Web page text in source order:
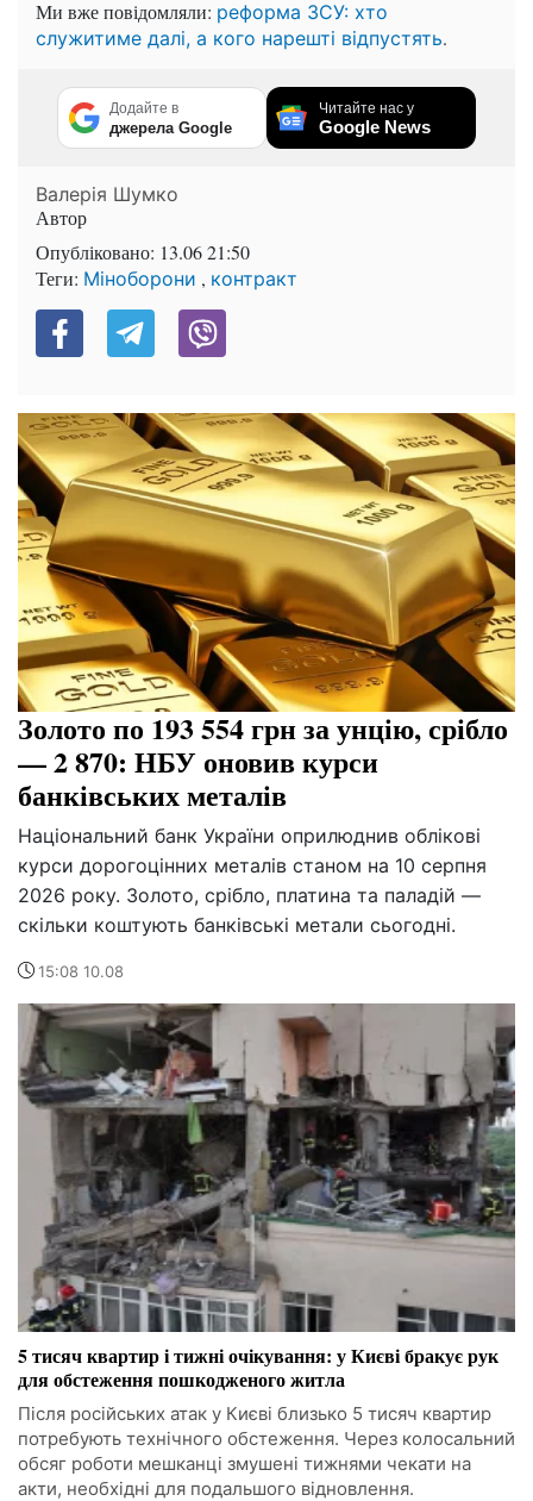
Ми вже повідомляли: реформа ЗСУ: хто
служитиме далі, а кого нарешті відпустять.
Додайте в
джерела Google
Читайте нас у
Google News
Валерія Шумко
Автор
Опубліковано: 13.06 21:50
Теги: Міноборони , контракт
Золото по 193 554 грн за унцію, срібло
— 2 870: НБУ оновив курси
банківських металів
Національний банк України оприлюднив облікові
курси дорогоцінних металів станом на 10 серпня
2026 року. Золото, срібло, платина та паладій —
скільки коштують банківські метали сьогодні.
15:08 10.08
5 тисяч квартир і тижні очікування: у Києві бракує рук
для обстеження пошкодженого житла
Після російських атак у Києві близько 5 тисяч квартир
потребують технічного обстеження. Через колосальний
обсяг роботи мешканці змушені тижнями чекати на
акти, необхідні для подальшого відновлення.